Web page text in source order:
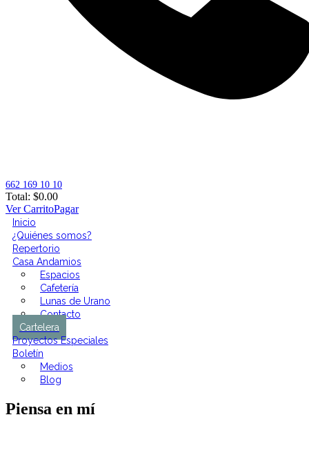
662 169 10 10
Total: $0.00
Ver CarritoPagar
Inicio
¿Quiénes somos?
Repertorio
Casa Andamios
Espacios
Cafetería
Lunas de Urano
Contacto
Cartelera
Proyectos Especiales
Boletín
Medios
Blog
Piensa en mí